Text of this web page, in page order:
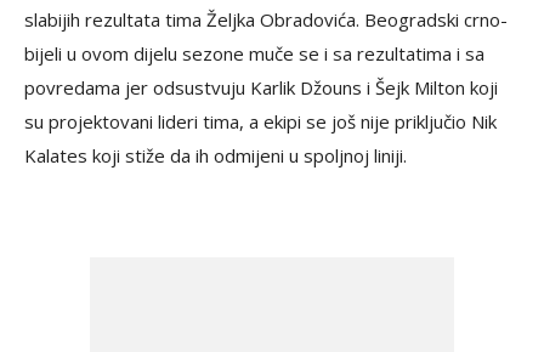
slabijih rezultata tima Željka Obradovića. Beogradski crno-
bijeli u ovom dijelu sezone muče se i sa rezultatima i sa
povredama jer odsustvuju Karlik Džouns i Šejk Milton koji
su projektovani lideri tima, a ekipi se još nije priključio Nik
Kalates koji stiže da ih odmijeni u spoljnoj liniji.